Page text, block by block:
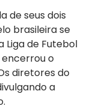
de seus dois
brasileira se
de Futebol
encerrou o
diretores do
a